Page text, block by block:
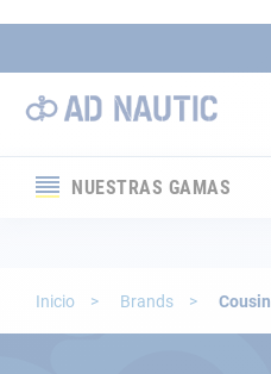
NUESTRAS GAMAS
Electricidad
Inicio Brands Cousin